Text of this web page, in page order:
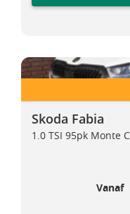
Skoda Fabia
Skoda Fabia
1.0 TSI 95pk Monte
Vanaf